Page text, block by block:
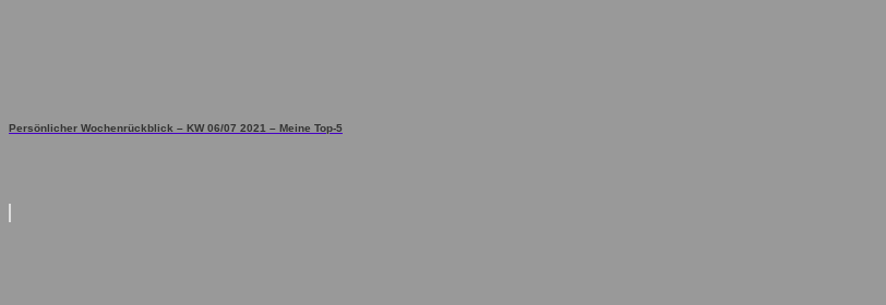
Persönlicher Wochenrückblick – KW 06/07 2021 – Meine Top-5